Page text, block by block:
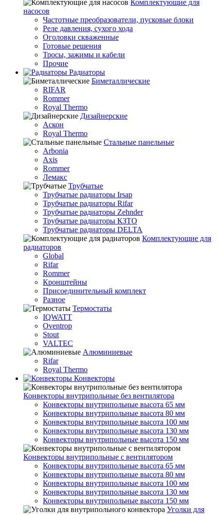
Комплектующие для
насосов
Частотные преобразователи, пусковые блоки
Реле давления, сухого хода
Оголовки скваженные
Готовые решения
Тросы, зажимы и кабели
Прочие
Радиаторы
Биметаллические
RIFAR
Rommer
Royal Thermo
Дизайнерские
Аскон
Royal Thermo
Стальные панельные
Arbonia
Axis
Rommer
Лемакс
Трубчатые
Трубчатые радиаторы Irsap
Трубчатые радиаторы Rifar
Трубчатые радиаторы Zehnder
Трубчатые радиаторы КЗТО
Трубчатые радиаторы DELTA
Комплектующие для
радиаторов
Global
Rifar
Rommer
Кронштейны
Присоединительный комплект
Разное
Термостаты
IQWATT
Oventrop
Stout
VALTEC
Алюминиевые
Rifar
Royal Thermo
Конвекторы
Конвекторы внутрипольные без вентилятора
Конвекторы внутрипольные высота 65 мм
Конвекторы внутрипольные высота 80 мм
Конвекторы внутрипольные высота 100 мм
Конвекторы внутрипольные высота 130 мм
Конвекторы внутрипольные высота 150 мм
Конвекторы внутрипольные с вентилятором
Конвекторы внутрипольные высота 65 мм
Конвекторы внутрипольные высота 80 мм
Конвекторы внутрипольные высота 100 мм
Конвекторы внутрипольные высота 130 мм
Конвекторы внутрипольные высота 150 мм
Уголки для